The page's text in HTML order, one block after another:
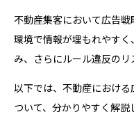
不動産集客において広告
環境で情報が埋もれやす
み、さらにルール違反のリ
以下では、不動産におけ
ついて、分かりやすく解説